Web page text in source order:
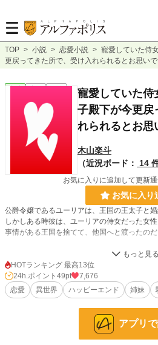
TOP > 小説 > 恋愛小説 > 寵愛していた侍
更戻ってきた所で、受け入れられるとお思いで
恋愛 完結 短編
寵愛していた侍
子殿下が今更戻
れられるとお思
木山楽斗
（近況ボード：
14
お気に入りに追加して更新
お気に入り
公爵令嬢であるユーリアは、王国の王太子と婚
しかしある時彼は、ユーリアの侍女だった女
事情がある王国を捨てて、他国へと渡ったのだ
そこユーリアは、第二王子であるリオレスと
兄と違い王子としての使命に燃える彼ととも
とになったのだ。
それからしばらくして、王太子が国へと戻っ
他国で上手くいかなかった彼は、自国に戻るこ
そんな彼に対して、ユーリアとリオレスは言
HOTランキング 最高13位
24h.ポイント 49pt
7,676
恋愛
異世界 ハッピーエンド 姉妹
アプリ